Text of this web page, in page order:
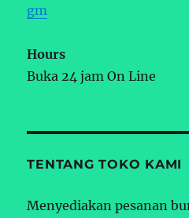
gm
Hours
Buka 24 jam On Line
TENTANG TOKO KAMI
Menyediakan pesanan